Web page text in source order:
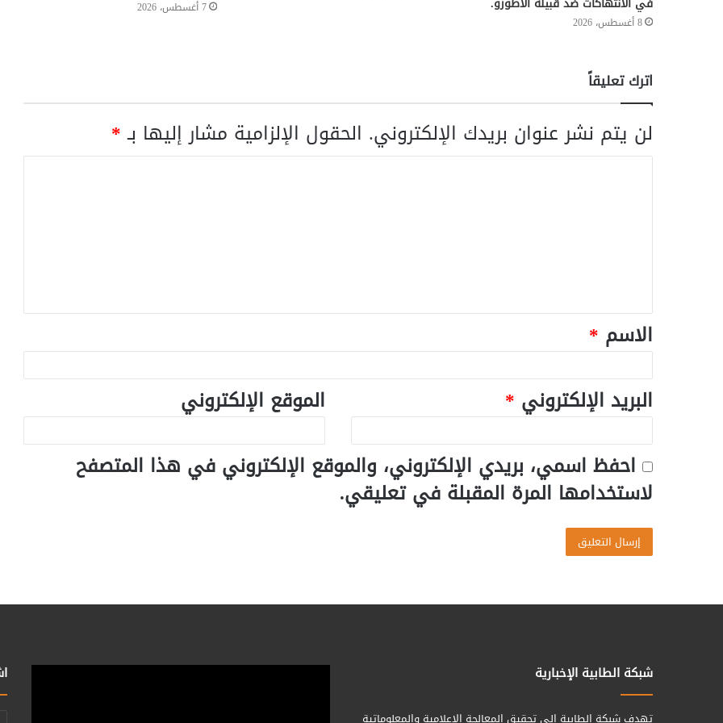
8 أغسطس، 2026
7 أغسطس، 2026
اترك تعليقاً
لن يتم نشر عنوان بريدك الإلكتروني. الحقول الإلزامية مشار إليها بـ*
الاسم *
البريد الإلكتروني *
الموقع الإلكتروني
احفظ اسمي، بريدي الإلكتروني، والموقع الإلكتروني في هذا المتصفح
لاستخدامها المرة المقبلة في تعليقي.
شبكة الطابية الإخبارية
تهدف شبكة الطابية الى تحقيق المعالجة الإعلامية والمعلوماتية